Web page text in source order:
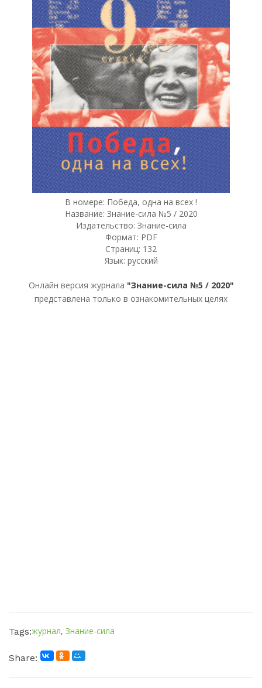
В номере: Победа, одна на всех !
Название: Знание-сила №5 / 2020
Издательство: Знание-сила
Формат: PDF
Страниц: 132
Язык: русский
Онлайн версия журнала "Знание-сила №5 / 2020"
представлена только в ознакомительных целях
Tags:журнал, Знание-сила
Share: